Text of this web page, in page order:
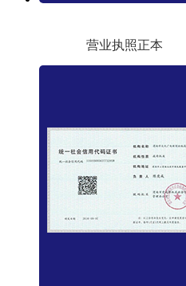
营业执照正本